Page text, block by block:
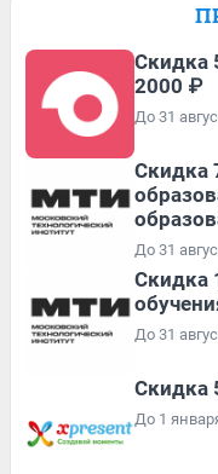
Скидка
2000 ₽
До 31
Скидка
До 31
Скидка
До 31
Скидка
До 1